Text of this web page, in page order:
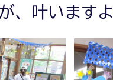
、叶います